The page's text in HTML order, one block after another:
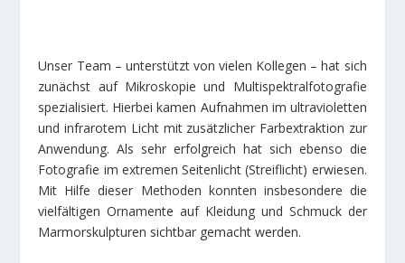
Unser Team – unterstützt von vielen Kollegen – hat sich
zunächst auf Mikroskopie und Multispektralfotografie
spezialisiert. Hierbei kamen Aufnahmen im ultravioletten
und infrarotem Licht mit zusätzlicher Farbextraktion zur
Anwendung. Als sehr erfolgreich hat sich ebenso die
Fotografie im extremen Seitenlicht (Streiflicht) erwiesen.
Mit Hilfe dieser Methoden konnten insbesondere die
vielfältigen Ornamente auf Kleidung und Schmuck der
Marmorskulpturen sichtbar gemacht werden.